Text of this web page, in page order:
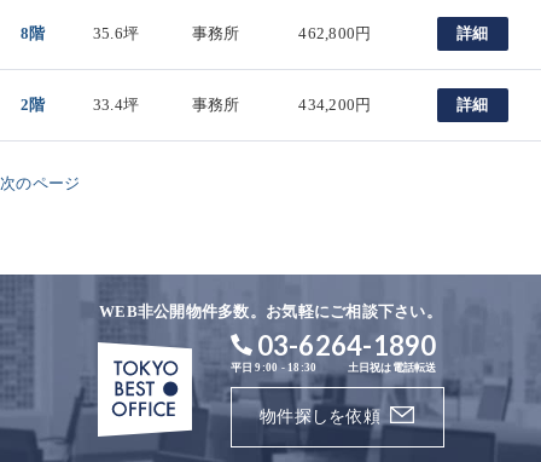
8階 35.6坪 事務所 462,800円 詳細
2階 33.4坪 事務所 434,200円 詳細
次のページ
WEB非公開物件多数。お気軽にご相談下さい。
03-6264-1890
平日 9:00 - 18:30 土日祝は電話転送
物件探しを依頼